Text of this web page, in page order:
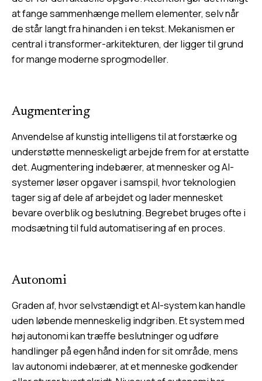
at fange sammenhænge mellem elementer, selv når
de står langt fra hinanden i en tekst. Mekanismen er
central i transformer-arkitekturen, der ligger til grund
for mange moderne sprogmodeller.
Augmentering
Anvendelse af kunstig intelligens til at forstærke og
understøtte menneskeligt arbejde frem for at erstatte
det. Augmentering indebærer, at mennesker og AI-
systemer løser opgaver i samspil, hvor teknologien
tager sig af dele af arbejdet og lader mennesket
bevare overblik og beslutning. Begrebet bruges ofte i
modsætning til fuld automatisering af en proces.
Autonomi
Graden af, hvor selvstændigt et AI-system kan handle
uden løbende menneskelig indgriben. Et system med
høj autonomi kan træffe beslutninger og udføre
handlinger på egen hånd inden for sit område, mens
lav autonomi indebærer, at et menneske godkender